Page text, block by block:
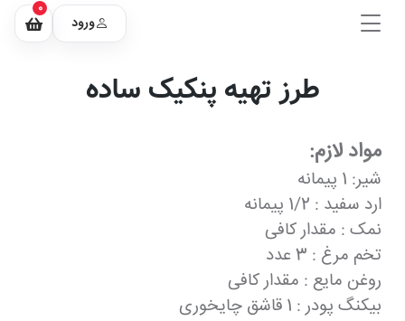
ورود
0
طرز تهیه پنکیک ساده
مواد لازم:
شیر: 1 پیمانه
ارد سفید : 1/2 پیمانه
نمک : مقدار کافی
تخم مرغ : 3 عدد
روغن مایع : مقدار کافی
بیکنگ پودر : 1 قاشق چایخوری